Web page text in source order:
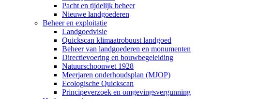
Pacht en tijdelijk beheer
Nieuwe landgoederen
Beheer en exploitatie
Landgoedvisie
Quickscan klimaatrobuust landgoed
Beheer van landgoederen en monumenten
Directievoering en bouwbegeleiding
Natuurschoonwet 1928
Meerjaren onderhoudsplan (MJOP)
Ecologische Quickscan
Principeverzoek en omgevingsvergunning